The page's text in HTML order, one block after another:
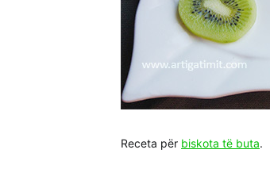
Receta për biskota të buta.